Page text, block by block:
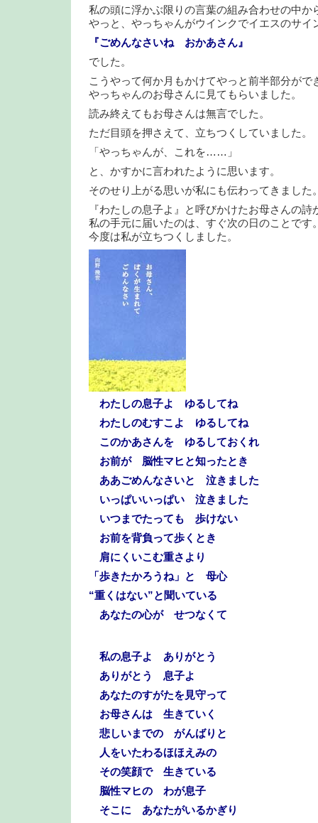
私の頭に浮かぶ限りの言葉の組み合わせの中か
やっと、やっちゃんがウインクでイエスのサイ
『ごめんなさいね おかあさん』
でした。
こうやって何か月もかけてやっと前半部分がで
やっちゃんのお母さんに見てもらいました。
読み終えてもお母さんは無言でした。
ただ目頭を押さえて、立ちつくしていました。
「やっちゃんが、これを……」
と、かすかに言われたように思います。
そのせり上がる思いが私にも伝わってきました
『わたしの息子よ』と呼びかけたお母さんの詩
私の手元に届いたのは、すぐ次の日のことです
今度は私が立ちつくしました。
わたしの息子よ ゆるしてね
わたしのむすこよ ゆるしてね
このかあさんを ゆるしておくれ
お前が 脳性マヒと知ったとき
ああごめんなさいと 泣きました
いっぱいいっぱい 泣きました
いつまでたっても 歩けない
お前を背負って歩くとき
肩にくいこむ重さより
「歩きたかろうね」と 母心
“重くはない”と聞いている
あなたの心が せつなくて
私の息子よ ありがとう
ありがとう 息子よ
あなたのすがたを見守って
お母さんは 生きていく
悲しいまでの がんばりと
人をいたわるほほえみの
その笑顔で 生きている
脳性マヒの わが息子
そこに あなたがいるかぎり